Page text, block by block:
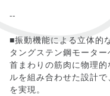
--
■振動機能による立体的
タングステン鋼モータ
首まわりの筋肉に物理
ルを組み合わせた設計
を実現。